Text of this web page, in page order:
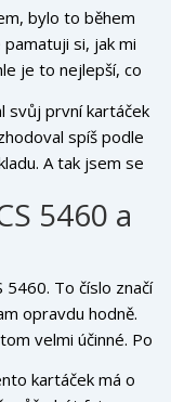
bylo to během
si, jak mi
je to nejlepší, co
spolu s
Ale co je vlastně
o ústní dutinu.
čističky, které
vlastnostem.
svůj první kartáček
spíš podle
A tak jsem se
5460 a
5460. To číslo značí
opravdu hodně.
velmi účinné. Po
zdát, že 5460
kartáček má o